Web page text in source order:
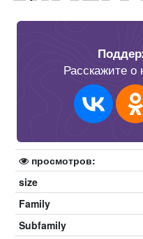
Расскажите
просмотров:
size
Family
Subfamily